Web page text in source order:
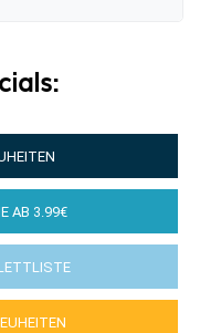
AB 3.99€